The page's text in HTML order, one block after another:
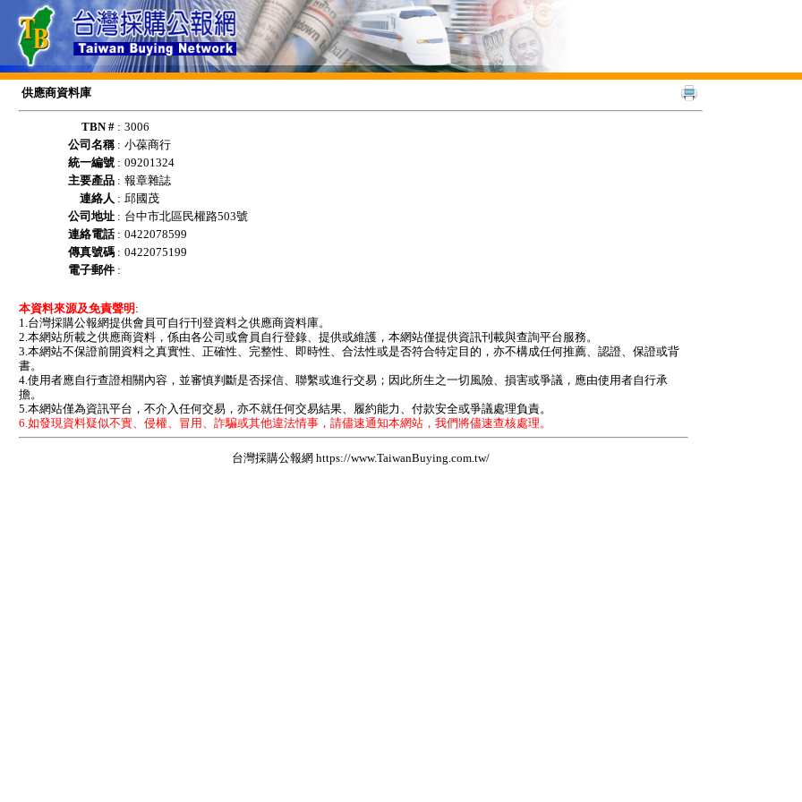
供應商資料庫
TBN # : 3006
公司名稱: 小葆商行
統一編號 : 09201324
主要產品 : 報章雜誌
連絡人 : 邱國茂
公司地址 : 台中市北區民權路503號
連絡電話: 0422078599
傳真號碼 : 0422075199
電子郵件 :
本資料來源及免責聲明 :
1.台灣採購公報網提供會員可自行刊登資料之供應商資料庫。
2.本網站所載之供應商資料，係由各公司或會員自行登錄、提供或維護，本網站僅提供資訊刊載與查詢平台服務。
3.本網站不保證前開資料之真實性、正確性、完整性、即時性、合法性或是否符合特定目的，亦不構成任何推薦、認證、保證或背
書。
4.使用者應自行查證相關內容，並審慎判斷是否採信、聯繫或進行交易；因此所生之一切風險、損害或爭議，應由使用者自行承
擔。
5.本網站僅為資訊平台，不介入任何交易，亦不就任何交易結果、履約能力、付款安全或爭議處理負責。
6.如發現資料疑似不實、侵權、冒用、詐騙或其他違法情事，請儘速通知本網站，我們將儘速查核處理。
台灣採購公報網 https://www.TaiwanBuying.com.tw/